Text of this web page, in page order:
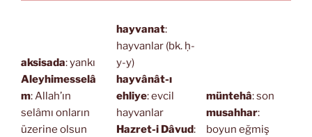
aksisada: yankı
Aleyhimesselâ
m: Allah’ın
selâmı onların
üzerine olsun
hayvanat:
hayvanlar (bk. ḥ-
y-y)
hayvânât-ı
ehliye: evcil
hayvanlar
Hazret-i Dâvud:
müntehâ: son
musahhar:
boyun eğmiş